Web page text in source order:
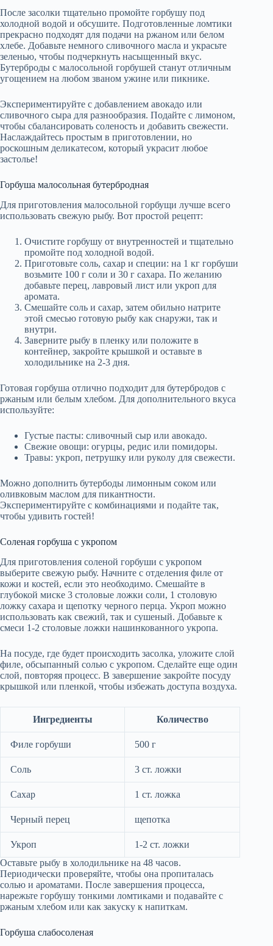
После засолки тщательно промойте горбушу под
холодной водой и обсушите. Подготовленные ломтики
прекрасно подходят для подачи на ржаном или белом
хлебе. Добавьте немного сливочного масла и украсьте
зеленью, чтобы подчеркнуть насыщенный вкус.
Бутерброды с малосольной горбушей станут отличным
угощением на любом званом ужине или пикнике.
Экспериментируйте с добавлением авокадо или
сливочного сыра для разнообразия. Подайте с лимоном,
чтобы сбалансировать соленость и добавить свежести.
Наслаждайтесь простым в приготовлении, но
роскошным деликатесом, который украсит любое
застолье!
Горбуша малосольная бутербродная
Для приготовления малосольной горбущи лучше всего
использовать свежую рыбу. Вот простой рецепт:
Очистите горбушу от внутренностей и тщательно
промойте под холодной водой.
Приготовьте соль, сахар и специи: на 1 кг горбуши
возьмите 100 г соли и 30 г сахара. По желанию
добавьте перец, лавровый лист или укроп для
аромата.
Смешайте соль и сахар, затем обильно натрите
этой смесью готовую рыбу как снаружи, так и
внутри.
Заверните рыбу в пленку или положите в
контейнер, закройте крышкой и оставьте в
холодильнике на 2-3 дня.
Готовая горбуша отлично подходит для бутербродов с
ржаным или белым хлебом. Для дополнительного вкуса
используйте:
Густые пасты: сливочный сыр или авокадо.
Свежие овощи: огурцы, редис или помидоры.
Травы: укроп, петрушку или руколу для свежести.
Можно дополнить бутербоды лимонным соком или
оливковым маслом для пикантности.
Экспериментируйте с комбинациями и подайте так,
чтобы удивить гостей!
Соленая горбуша с укропом
Для приготовления соленой горбуши с укропом
выберите свежую рыбу. Начните с отделения филе от
кожи и костей, если это необходимо. Смешайте в
глубокой миске 3 столовые ложки соли, 1 столовую
ложку сахара и щепотку черного перца. Укроп можно
использовать как свежий, так и сушеный. Добавьте к
смеси 1-2 столовые ложки нашинкованного укропа.
На посуде, где будет происходить засолка, уложите слой
филе, обсыпанный солью с укропом. Сделайте еще один
слой, повторяя процесс. В завершение закройте посуду
крышкой или пленкой, чтобы избежать доступа воздуха.
Ингредиенты Количество
Филе горбуши 500 г
Соль 3 ст. ложки
Сахар 1 ст. ложка
Черный перец щепотка
Укроп
1-2 ст. ложки
Оставьте рыбу в холодильнике на 48 часов.
Периодически проверяйте, чтобы она пропиталась
солью и ароматами. После завершения процесса,
нарежьте горбушу тонкими ломтиками и подавайте с
ржаным хлебом или как закуску к напиткам.
Горбуша слабосоленая